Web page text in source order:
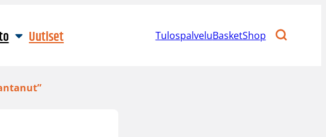
Uutiset TulospalveluBasketShop